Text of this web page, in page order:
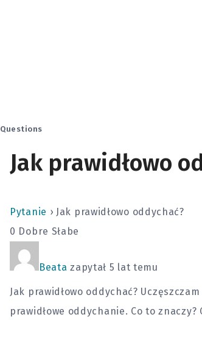
Questions
Jak prawidłowo
Pytanie › Jak prawidłowo oddychać?
0 Dobre Słabe
Beata zapytał 5 lat temu
Jak prawidłowo oddychać?
prawidłowe oddychanie. Co to